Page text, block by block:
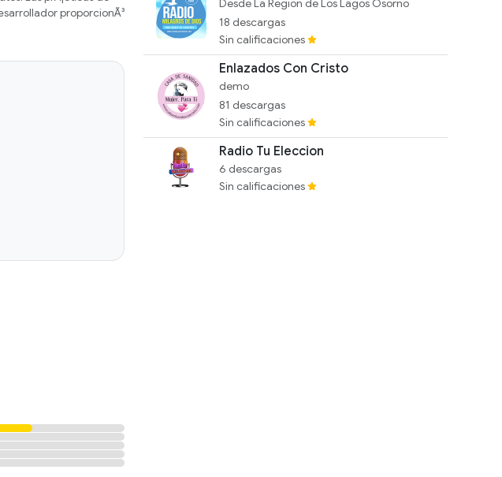
proporcionÃ³
Desde La Region de Los Lagos Osorno
18 descargas
Sin calificaciones
Enlazados Con Cristo
demo
81 descargas
Sin calificaciones
Radio Tu Eleccion
6 descargas
Sin calificaciones